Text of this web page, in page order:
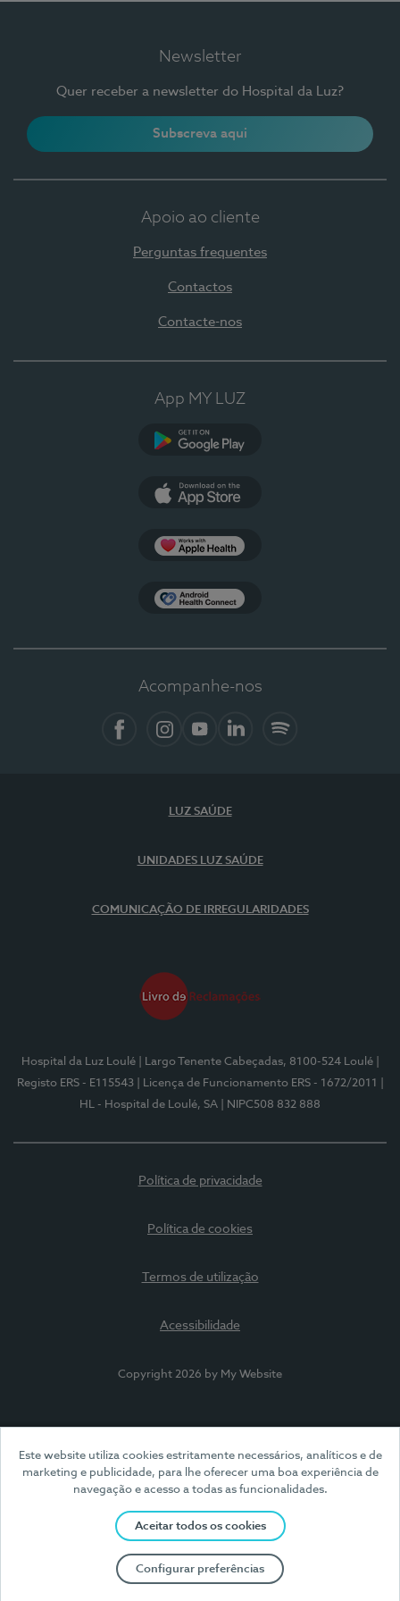
Este website utiliza cookies estritamente necessários, analíticos e de
marketing e publicidade, para lhe oferecer uma boa experiência de
navegação e acesso a todas as funcionalidades.
Aceitar todos os cookies
Configurar preferências
Newsletter
Quer receber a newsletter do Hospital da Luz?
Subscreva aqui
Apoio ao cliente
Perguntas frequentes
Contactos
Contacte-nos
App MY LUZ
Acompanhe-nos
LUZ SAÚDE
UNIDADES LUZ SAÚDE
COMUNICAÇÃO DE IRREGULARIDADES
Hospital da Luz Loulé | Largo Tenente Cabeçadas, 8100-524 Loulé
Registo ERS - E115543
| Licença de Funcionamento ERS - 1672/2011
HL - Hospital de Loulé, SA
| NIPC508 832 888
Política de privacidade
Política de cookies
Termos de utilização
Acessibilidade
Copyright 2026 by My Website